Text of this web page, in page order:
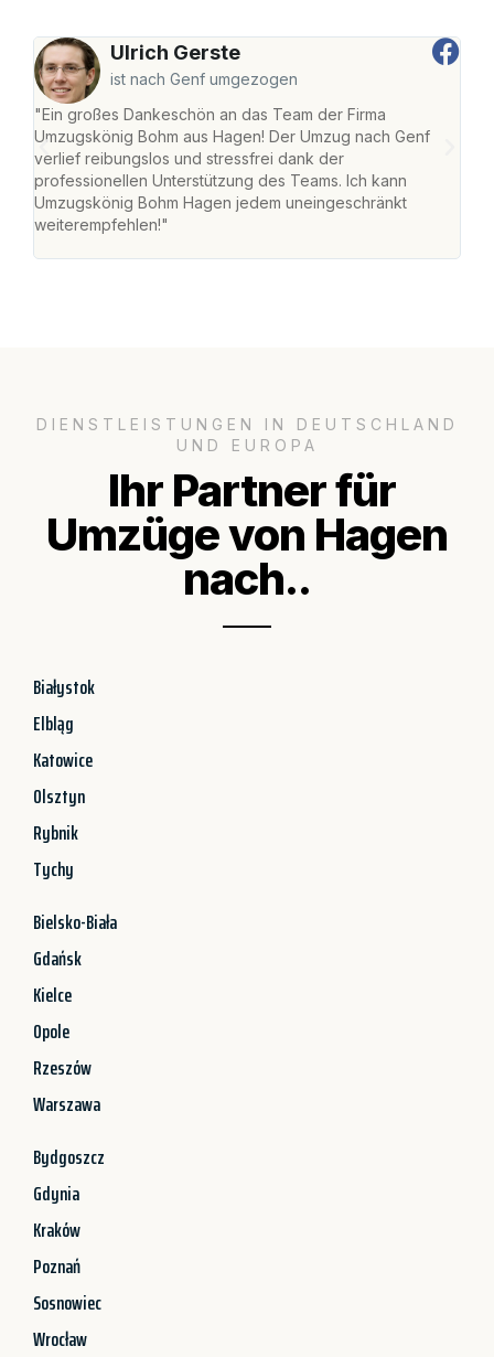
Ulrich Gerste
ist nach Genf umgezogen
"Ein großes Dankeschön an das Team der Firma
Umzugskönig Bohm aus Hagen! Der Umzug nach Genf
verlief reibungslos und stressfrei dank der
professionellen Unterstützung des Teams. Ich kann
Umzugskönig Bohm Hagen jedem uneingeschränkt
weiterempfehlen!"
DIENSTLEISTUNGEN IN DEUTSCHLAND
UND EUROPA
Ihr Partner für
Umzüge von Hagen
nach..
Białystok
Elbląg
Katowice
Olsztyn
Rybnik
Tychy
Bielsko-Biała
Gdańsk
Kielce
Opole
Rzeszów
Warszawa
Bydgoszcz
Gdynia
Kraków
Poznań
Sosnowiec
Wrocław